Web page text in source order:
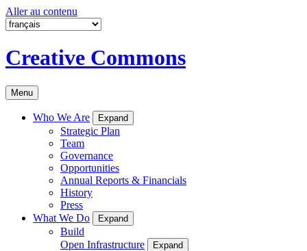
Aller au contenu
Creative Commons
Menu
Who We Are Expand
Strategic Plan
Team
Governance
Opportunities
Annual Reports & Financials
History
Press
What We Do
Expand
Build
Open Infrastructure
Expand